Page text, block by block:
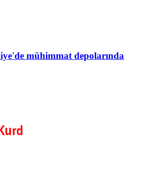
mühimmat depolarında